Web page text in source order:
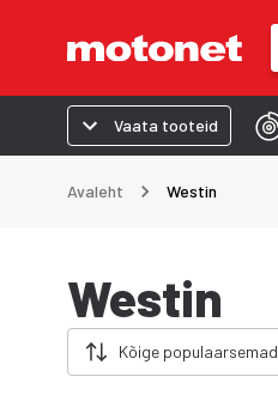
Vaata tooteid
Avaleht Westin
Westin
Kõige populaarsemad
Eemalda filtrid